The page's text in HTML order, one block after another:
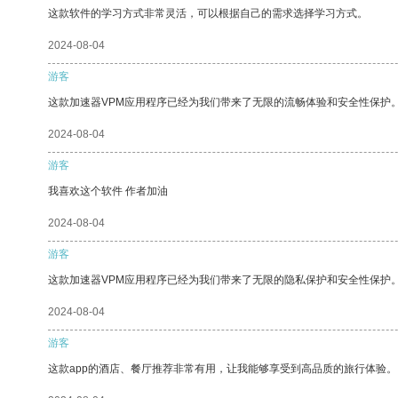
这款软件的学习方式非常灵活，可以根据自己的需求选择学习方式。
2024-08-04
游客
这款加速器VPM应用程序已经为我们带来了无限的流畅体验和安全性保护
2024-08-04
游客
我喜欢这个软件 作者加油
2024-08-04
游客
这款加速器VPM应用程序已经为我们带来了无限的隐私保护和安全性保护
2024-08-04
游客
这款app的酒店、餐厅推荐非常有用，让我能够享受到高品质的旅行体验。